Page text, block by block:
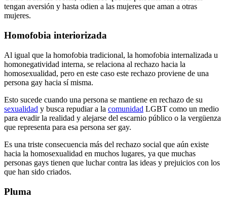
tengan aversión y hasta odien a las mujeres que aman a otras
mujeres.
Homofobia interiorizada
Al igual que la homofobia tradicional, la homofobia internalizada u
homonegatividad interna, se relaciona al rechazo hacia la
homosexualidad, pero en este caso este rechazo proviene de una
persona gay hacia sí misma.
Esto sucede cuando una persona se mantiene en rechazo de su
sexualidad y busca repudiar a la comunidad LGBT como un medio
para evadir la realidad y alejarse del escarnio público o la vergüenza
que representa para esa persona ser gay.
Es una triste consecuencia más del rechazo social que aún existe
hacia la homosexualidad en muchos lugares, ya que muchas
personas gays tienen que luchar contra las ideas y prejuicios con los
que han sido criados.
Pluma